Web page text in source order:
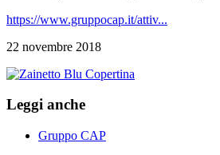
https://www.gruppocap.it/attiv...
22 novembre 2018
Leggi anche
Gruppo CAP